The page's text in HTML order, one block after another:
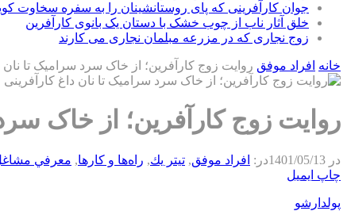
جوان کارآفرینی که پای روستانشینان را به سفره سخاوت
خلق آثار ناب از چوب خشک با دستان یک بانوی کارآفرین
زوج نجاری که در مزرعه مبلمان نجاری می کارند
خانه افراد موفق روایت زوج کارآفرین؛ از خاک سرد سرامیک تا نان
روایت زوج کارآفرین؛ از خاک
در 1401/05/13در: افراد موفق, تيتر يك, راه‌ها و كارها, معرفي
چاپ ایمیل
پولدارشو